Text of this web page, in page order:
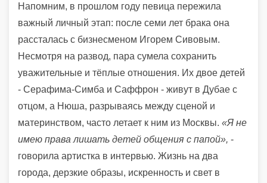
Напомним, в прошлом году певица пережила
важный личный этап: после семи лет брака она
рассталась с бизнесменом Игорем Сивовым.
Несмотря на развод, пара сумела сохранить
уважительные и тёплые отношения. Их двое детей
- Серафима-Симба и Саффрон - живут в Дубае с
отцом, а Нюша, разрываясь между сценой и
материнством, часто летает к ним из Москвы. «Я не
имею права лишать детей общения с папой», -
говорила артистка в интервью. Жизнь на два
города, дерзкие образы, искренность и свет в